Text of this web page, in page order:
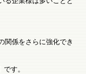
関係をさらに強化でき
す。